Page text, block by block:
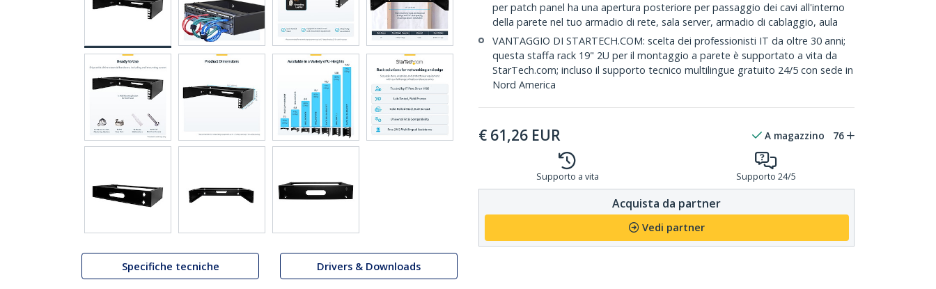
Specifiche tecniche Drivers & Downloads
per patch panel ha una apertura posteriore per passaggio dei cavi all'interno
della parete nel tuo armadio di rete, sala server, armadio di cablaggio, aula
VANTAGGIO DI STARTECH.COM: scelta dei professionisti IT da oltre 30 anni;
questa staffa rack 19" 2U per il montaggio a parete è supportato a vita da
StarTech.com; incluso il supporto tecnico multilingue gratuito 24/5 con sede in
Nord America
€ 61,26 EUR A magazzino 76
Supporto a vita Supporto 24/5
Acquista da partner
Vedi partner